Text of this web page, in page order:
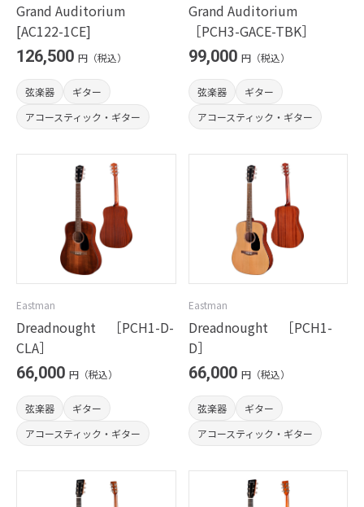
Grand Auditorium
[AC122-1CE]
126,500 円（税込）
弦楽器
ギター
アコースティック・ギター
Grand Auditorium
［PCH3-GACE-TBK］
99,000 円（税込）
弦楽器
ギター
アコースティック・ギター
Eastman
Dreadnought ［PCH1-D-
CLA］
66,000 円（税込）
弦楽器
ギター
アコースティック・ギター
Eastman
Dreadnought ［PCH1-
D］
66,000 円（税込）
弦楽器
ギター
アコースティック・ギター